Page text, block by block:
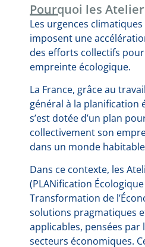
Pourquoi les
Les urgences
imposent une
des efforts collectifs
empreinte écologique.
La France, grâce au
général à la planification
s’est dotée d’un plan
collectivement son
dans un monde
Dans ce contexte, les
(PLANification
Transformation de
solutions pragmatiques
applicables, pensées par
secteurs économiques.